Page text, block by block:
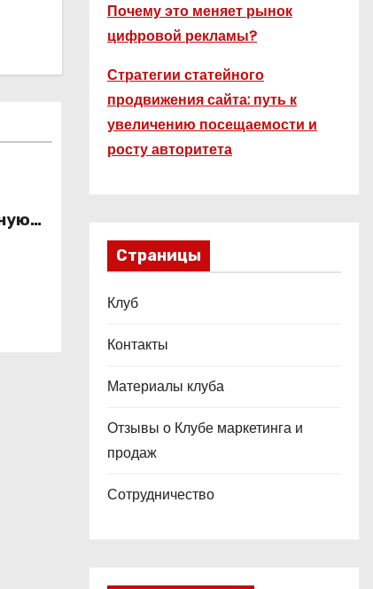
Почему это меняет рынок
цифровой рекламы?
Стратегии статейного
продвижения сайта: путь к
увеличению посещаемости и
росту авторитета
Страницы
Клуб
Контакты
Материалы клуба
Отзывы о Клубе маркетинга и
продаж
Сотрудничество